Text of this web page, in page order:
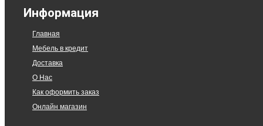
Информация
Главная
Мебель в кредит
Доставка
О Нас
Как оформить заказ
Онлайн магазин